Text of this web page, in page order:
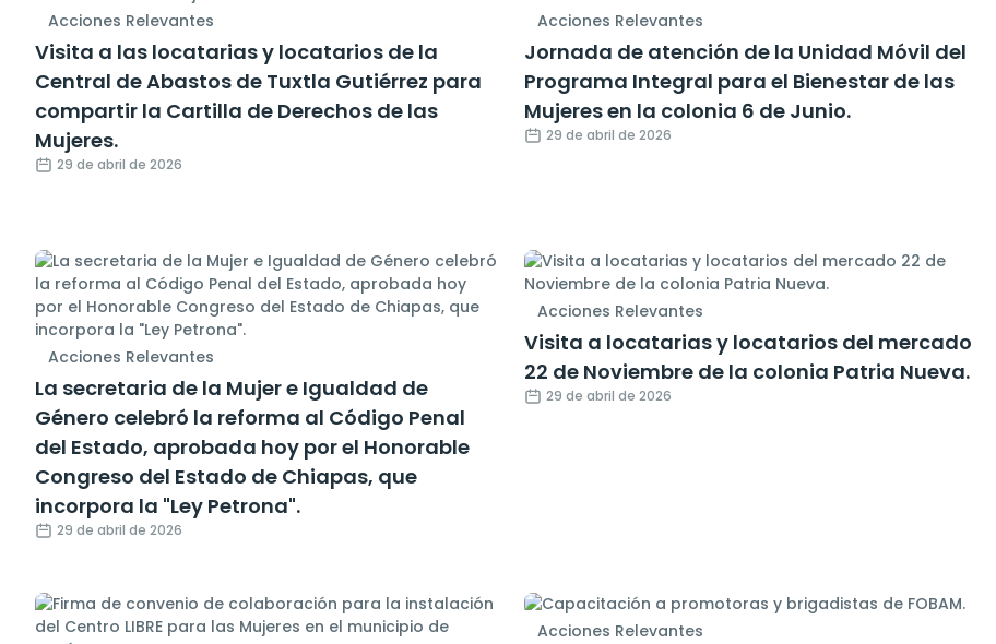
Acciones Relevantes
Visita a las locatarias y locatarios de la
Central de Abastos de Tuxtla Gutiérrez para
compartir la Cartilla de Derechos de las
Mujeres.
29 de abril de 2026
Acciones Relevantes
Jornada de atención de la Unidad Móvil del
Programa Integral para el Bienestar de las
Mujeres en la colonia 6 de Junio.
29 de abril de 2026
Acciones Relevantes
La secretaria de la Mujer e Igualdad de
Género celebró la reforma al Código Penal
del Estado, aprobada hoy por el Honorable
Congreso del Estado de Chiapas, que
incorpora la "Ley Petrona".
29 de abril de 2026
Acciones Relevantes
Visita a locatarias y locatarios del mercado
22 de Noviembre de la colonia Patria Nueva.
29 de abril de 2026
Acciones Relevantes